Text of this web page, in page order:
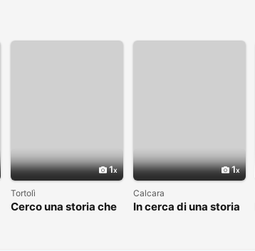
1
Tortolì
Cerco una storia che
1
Calcara
In cerca di una storia